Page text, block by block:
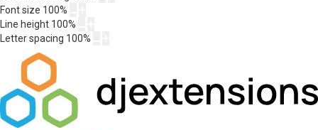
Font size 100%
Line height 100%
Letter spacing 100%